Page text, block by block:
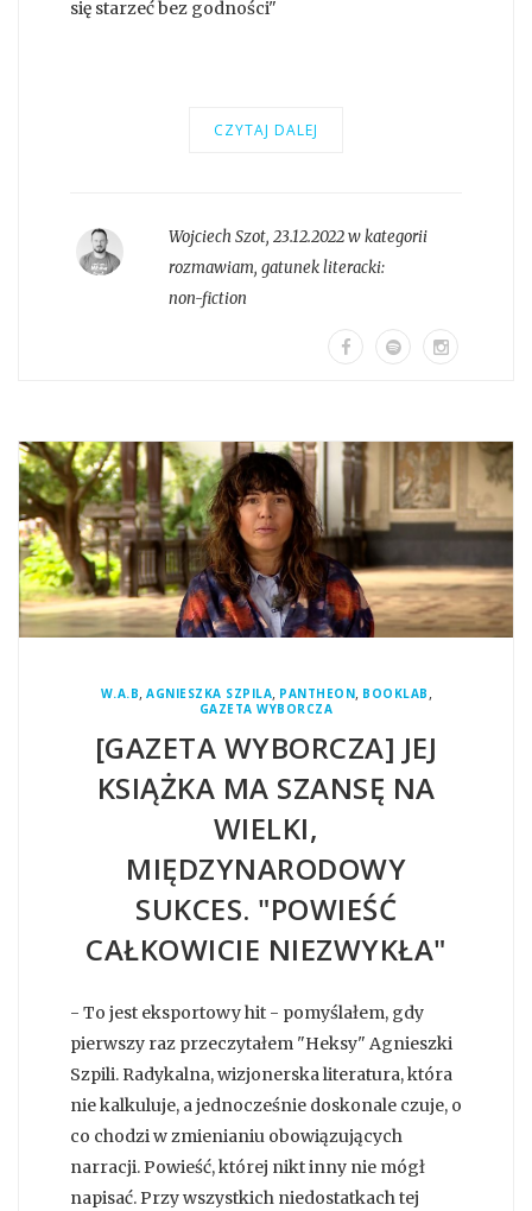
się starzeć bez godności"
CZYTAJ DALEJ
Wojciech Szot, 23.12.2022 w kategorii
rozmawiam, gatunek literacki:
non-fiction
W.A.B, AGNIESZKA SZPILA, PANTHEON, BOOKLAB ,
GAZETA WYBORCZA
[GAZETA WYBORCZA] JEJ
KSIĄŻKA MA SZANSĘ NA
WIELKI,
MIĘDZYNARODOWY
SUKCES. "POWIEŚĆ
CAŁKOWICIE NIEZWYKŁA"
- To jest eksportowy hit - pomyślałem, gdy
pierwszy raz przeczytałem "Heksy" Agnieszki
Szpili. Radykalna, wizjonerska literatura, która
nie kalkuluje, a jednocześnie doskonale czuje, o
co chodzi w zmienianiu obowiązujących
narracji. Powieść, której nikt inny nie mógł
napisać. Przy wszystkich niedostatkach tej